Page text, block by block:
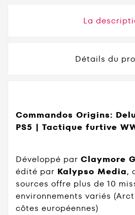
La
Détails du
Commandos Origins:
PS5 | Tactique furtive
Développé par Claymore
édité par Kalypso Media,
sources offre plus de 10
environnements variés
côtes européennes)